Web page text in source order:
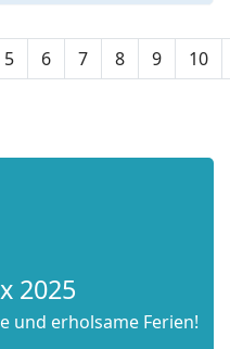
5 6 7 8 9 10
2025
und erholsame Ferien!